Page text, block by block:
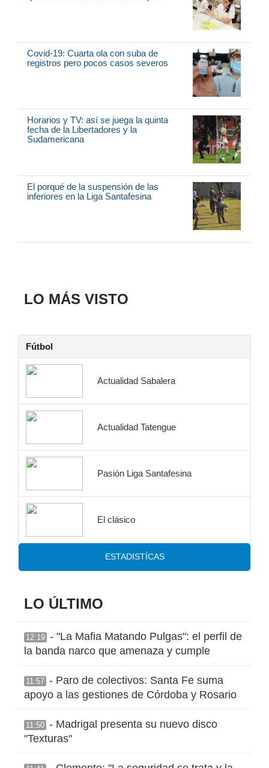
Covid-19: Cuarta ola con suba de
registros pero pocos casos severos
Horarios y TV: así se juega la quinta
fecha de la Libertadores y la
Sudamericana
El porqué de la suspensión de las
inferiores en la Liga Santafesina
LO MÁS VISTO
Fútbol
Actualidad Sabalera
Actualidad Tatengue
Pasión Liga Santafesina
El clásico
ESTADISTÍCAS
LO ÚLTIMO
12:19 - "La Mafia Matando Pulgas": el perfil de
la banda narco que amenaza y cumple
11:57 - Paro de colectivos: Santa Fe suma
apoyo a las gestiones de Córdoba y Rosario
11:50 - Madrigal presenta su nuevo disco
"Texturas"